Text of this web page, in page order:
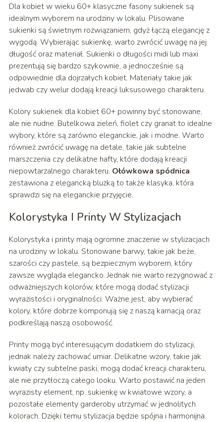
Dla kobiet w wieku 60+ klasyczne fasony sukienek są
idealnym wyborem na urodziny w lokalu. Plisowane
sukienki są świetnym rozwiązaniem, gdyż łączą elegancję z
wygodą. Wybierając sukienkę, warto zwrócić uwagę na jej
długość oraz materiał. Sukienki o długości midi lub maxi
prezentują się bardzo szykownie, a jednocześnie są
odpowiednie dla dojrzałych kobiet. Materiały takie jak
jedwab czy welur dodają kreacji luksusowego charakteru.
Kolory sukienek dla kobiet 60+ powinny być stonowane,
ale nie nudne. Butelkowa zieleń, fiolet czy granat to idealne
wybory, które są zarówno eleganckie, jak i modne. Warto
również zwrócić uwagę na detale, takie jak subtelne
marszczenia czy delikatne hafty, które dodają kreacji
niepowtarzalnego charakteru. Ołówkowa spódnica
zestawiona z elegancką bluzką to także klasyka, która
sprawdzi się na eleganckie przyjęcie.
Kolorystyka I Printy W Stylizacjach
Kolorystyka i printy mają ogromne znaczenie w stylizacjach
na urodziny w lokalu. Stonowane barwy, takie jak beże,
szarości czy pastele, są bezpiecznym wyborem, który
zawsze wygląda elegancko. Jednak nie warto rezygnować z
odważniejszych kolorów, które mogą dodać stylizacji
wyrazistości i oryginalności. Ważne jest, aby wybierać
kolory, które dobrze komponują się z naszą karnacją oraz
podkreślają naszą osobowość.
Printy mogą być interesującym dodatkiem do stylizacji,
jednak należy zachować umiar. Delikatne wzory, takie jak
kwiaty czy subtelne paski, mogą dodać kreacji charakteru,
ale nie przytłoczą całego looku. Warto postawić na jeden
wyrazisty element, np. sukienkę w kwiatowe wzory, a
pozostałe elementy garderoby utrzymać w jednolitych
kolorach. Dzięki temu stylizacja będzie spójna i harmonijna.